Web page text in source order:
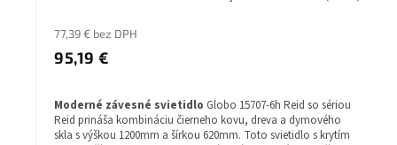
77,39 € bez DPH
95,19 €
Moderné závesné svietidlo Globo 15707-6h Reid so sériou
Reid prináša kombináciu čierneho kovu, dreva a dymového
skla s výškou 1200mm a šírkou 620mm. Toto svietidlo s krytím